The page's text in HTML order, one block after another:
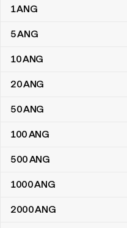
Tabla de conversión de
1ANG
5ANG
10ANG
20ANG
50ANG
100ANG
500ANG
1000ANG
2000ANG